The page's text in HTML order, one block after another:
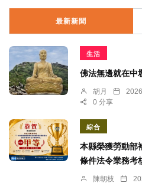
最新新聞
生活
佛法無邊就在中
胡月
0 分享
綜合
本縣榮獲勞動部
條件法令業務考
陳朝枝